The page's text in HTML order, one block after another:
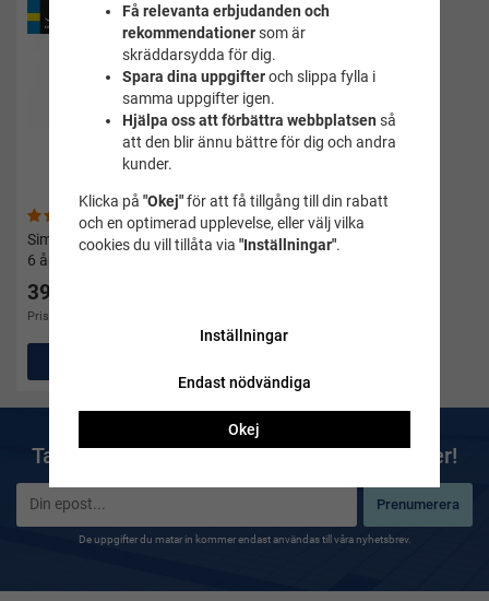
Simväst Pippi i söderhavet 3-
6 år
399 kr
Pris i andra butiker 469 kr
Ta del av våra bästa erbjudanden & nyheter!
Prenumerera
De uppgifter du matar in kommer endast användas till våra nyhetsbrev.
Få relevanta erbjudanden och
rekommendationersom är
skräddarsydda för dig.
Spara dina uppgifteroch slippa fylla i
samma uppgifter igen.
Hjälpa oss att förbättra webbplatsen så
att den blir ännu bättre för dig och andra
kunder.
Klicka på "Okej"för att få tillgång till din rabatt
och en optimerad upplevelse, eller välj vilka
cookies du vill tillåta via "Inställningar".
Inställningar
Endast nödvändiga
Okej